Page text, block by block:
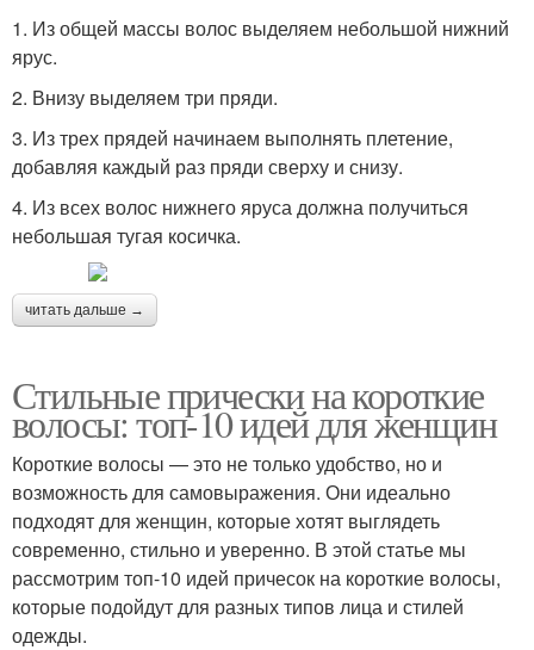
1. Из общей массы волос выделяем небольшой нижний
ярус.
2. Внизу выделяем три пряди.
3. Из трех прядей начинаем выполнять плетение,
добавляя каждый раз пряди сверху и снизу.
4. Из всех волос нижнего яруса должна получиться
небольшая тугая косичка.
читать дальше →
Стильные прически на короткие
волосы: топ-10 идей для женщин
Короткие волосы — это не только удобство, но и
возможность для самовыражения. Они идеально
подходят для женщин, которые хотят выглядеть
современно, стильно и уверенно. В этой статье мы
рассмотрим топ-10 идей причесок на короткие волосы,
которые подойдут для разных типов лица и стилей
одежды.